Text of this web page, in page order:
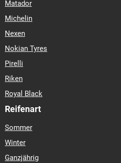
Matador
Michelin
Nexen
Nokian Tyres
Pirelli
Riken
Royal Black
Reifenart
Sommer
Winter
Ganzjährig